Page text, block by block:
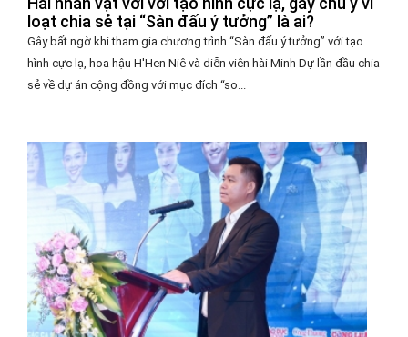
loạt chia sẻ tại “Sàn đấu ý tưởng” là ai?
Gây bất ngờ khi tham gia chương trình “Sàn đấu ý tưởng” với tạo
hình cực lạ, hoa hậu H'Hen Niê và diễn viên hài Minh Dự lần đầu chia
sẻ về dự án cộng đồng với mục đích “so...